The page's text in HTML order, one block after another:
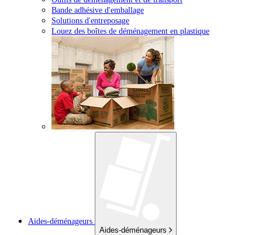
Bande adhésive d'emballage
Solutions d'entreposage
Louez des boîtes de déménagement en plastique
Aides-déménageurs
Aides-déménageurs